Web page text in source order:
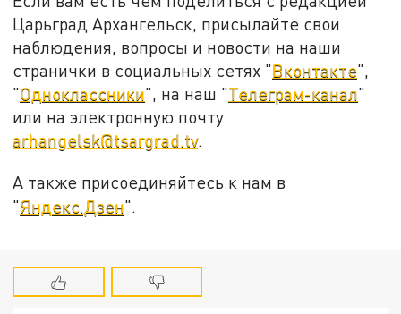
Царьград Архангельск, присылайте свои
наблюдения, вопросы и новости на наши
странички в социальных сетях "Вконтакте",
"Одноклассники", на наш "Телеграм-канал"
или на электронную почту
arhangelsk@tsargrad.tv.
А также присоединяйтесь к нам в
"Яндекс.Дзен".